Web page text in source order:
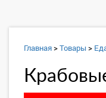
Главная>Товары >